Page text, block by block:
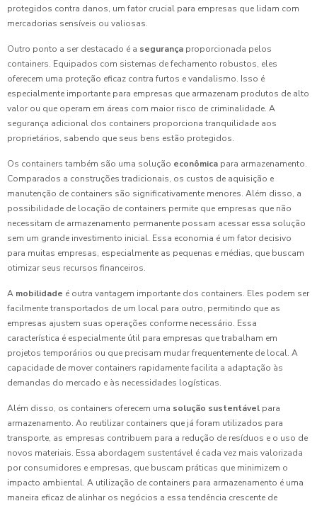
protegidos contra danos, um fator crucial para empresas que lidam com
mercadorias sensíveis ou valiosas.
Outro ponto a ser destacado é a segurança proporcionada pelos
containers. Equipados com sistemas de fechamento robustos, eles
oferecem uma proteção eficaz contra furtos e vandalismo. Isso é
especialmente importante para empresas que armazenam produtos de alto
valor ou que operam em áreas com maior risco de criminalidade. A
segurança adicional dos containers proporciona tranquilidade aos
proprietários, sabendo que seus bens estão protegidos.
Os containers também são uma solução econômica para armazenamento.
Comparados a construções tradicionais, os custos de aquisição e
manutenção de containers são significativamente menores. Além disso, a
possibilidade de locação de containers permite que empresas que não
necessitam de armazenamento permanente possam acessar essa solução
sem um grande investimento inicial. Essa economia é um fator decisivo
para muitas empresas, especialmente as pequenas e médias, que buscam
otimizar seus recursos financeiros.
A mobilidade é outra vantagem importante dos containers. Eles podem ser
facilmente transportados de um local para outro, permitindo que as
empresas ajustem suas operações conforme necessário. Essa
característica é especialmente útil para empresas que trabalham em
projetos temporários ou que precisam mudar frequentemente de local. A
capacidade de mover containers rapidamente facilita a adaptação às
demandas do mercado e às necessidades logísticas.
Além disso, os containers oferecem uma solução sustentável para
armazenamento. Ao reutilizar containers que já foram utilizados para
transporte, as empresas contribuem para a redução de resíduos e o uso de
novos materiais. Essa abordagem sustentável é cada vez mais valorizada
por consumidores e empresas, que buscam práticas que minimizem o
impacto ambiental. A utilização de containers para armazenamento é uma
maneira eficaz de alinhar os negócios a essa tendência crescente de